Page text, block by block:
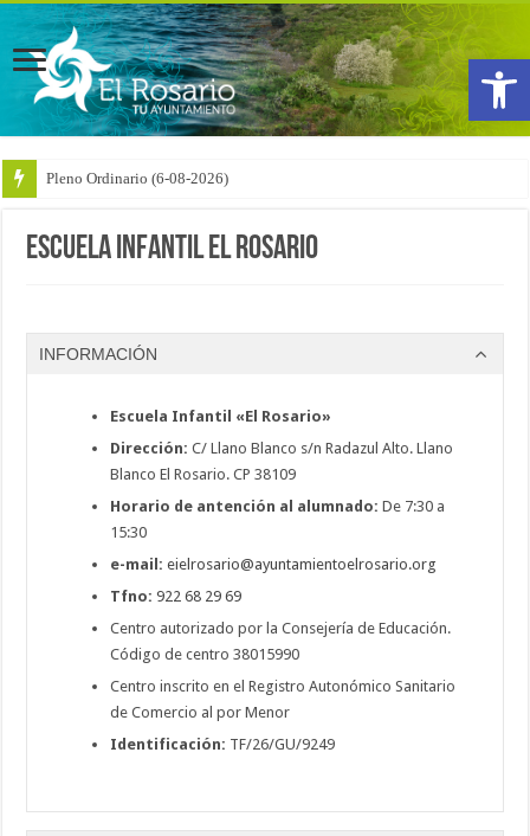
Abrir
Pleno Ordinario (6-08-2026)
Escuela Infantil El Rosario
INFORMACIÓN
Escuela Infantil «El Rosario»
Dirección: C/ Llano Blanco s/n Radazul Alto. Llano
Blanco El Rosario. CP 38109
Horario de antención al alumnado: De 7:30 a
15:30
e-mail: eielrosario@ayuntamientoelrosario.org
Tfno: 922 68 29 69
Centro autorizado por la Consejería de Educación.
Código de centro 38015990
Centro inscrito en el Registro Autonómico Sanitario
de Comercio al por Menor
Identificación: TF/26/GU/9249